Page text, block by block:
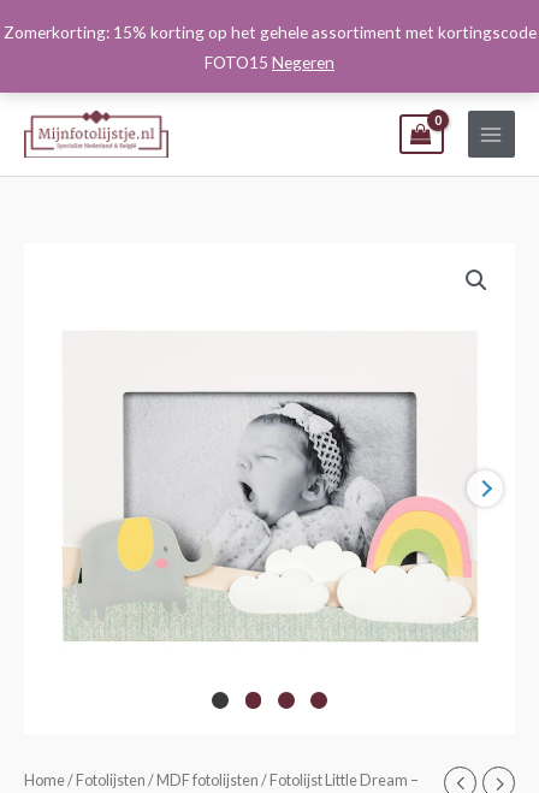
Zomerkorting: 15% korting op het gehele assortiment met kortingscode
FOTO15 Negeren
naar
Home/ Fotolijsten / MDF fotolijsten / Fotolijst Little Dream –
Fotolijst